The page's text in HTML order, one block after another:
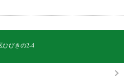
ひびきの2-4